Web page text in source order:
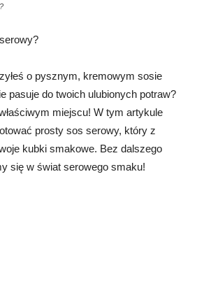
o pysznym, kremowym sosie
pasuje do twoich ulubionych potraw?
miejscu! W tym artykule
prosty sos serowy, który z
kubki smakowe. Bez dalszego
się w świat serowego smaku!